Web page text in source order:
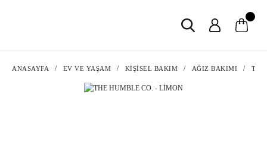
ANASAYFA EV VE YAŞAM KİŞİSEL BAKIM AĞIZ BAKIMI THE